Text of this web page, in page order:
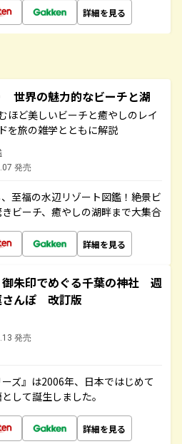
詳細を見る
世界の魅力的なビーチと湖
ほど美しいビーチと癒やしのレイ
を旅の雑学とともに解説
発売
至福の水辺リゾート図鑑！絶景ビ
ビーチ、癒やしの湖畔まで大集合
詳細を見る
朱印でめぐる千葉の神社 週
さんぽ 改訂版
発売
ズ』は2006年、日本ではじめて
して誕生しました。
詳細を見る